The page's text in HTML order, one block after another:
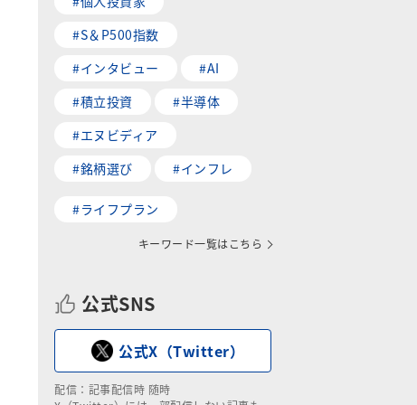
#S＆P500指数
#インタビュー
#AI
#積立投資
#半導体
#エヌビディア
#銘柄選び
#インフレ
#ライフプラン
キーワード一覧はこちら
公式SNS
公式X（Twitter）
配信：記事配信時 随時